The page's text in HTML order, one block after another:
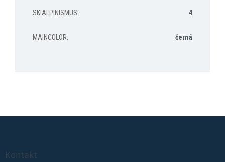
SKIALPINISMUS: 4
MAINCOLOR: černá
Kontakt